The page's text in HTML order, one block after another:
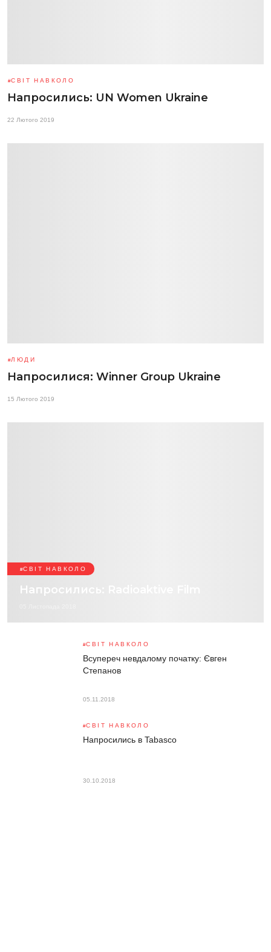
СВІТ НАВКОЛО
Напросились: UN Women Ukraine
22 Лютого 2019
ЛЮДИ
Напросилися: Winner Group Ukraine
15 Лютого 2019
СВІТ НАВКОЛО
Напросились: Radioaktive Film
СВІТ НАВКОЛО
Всупереч невдалому початку: Євген
Степанов
05.11.2018
СВІТ НАВКОЛО
Напросились в Tabasco
30.10.2018